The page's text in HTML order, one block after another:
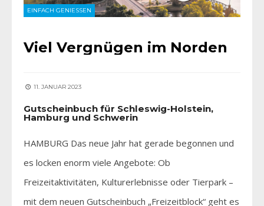
EINFACH GENIESSEN
Viel Vergnügen im Norden
11. JANUAR 2023
Gutscheinbuch für Schleswig-Holstein,
Hamburg und Schwerin
HAMBURG Das neue Jahr hat gerade begonnen und
es locken enorm viele Angebote: Ob
Freizeitaktivitäten, Kulturerlebnisse oder Tierpark –
mit dem neuen Gutscheinbuch „Freizeitblock“ geht es